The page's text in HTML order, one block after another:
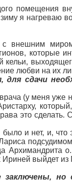
помещения
я нагреваю
внешним
которые
кельи,
любви на их
сдачи
(у меня уже
это
и нет, и,
выйдет